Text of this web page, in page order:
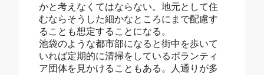
かと考えなくてはならない。地元として住
むならそうした細かなところにまで配慮す
ることも想定することになる。
池袋のような都市部になると街中を歩いて
いれば定期的に清掃をしているボランティ
ア団体を見かけることもある。人通りが多